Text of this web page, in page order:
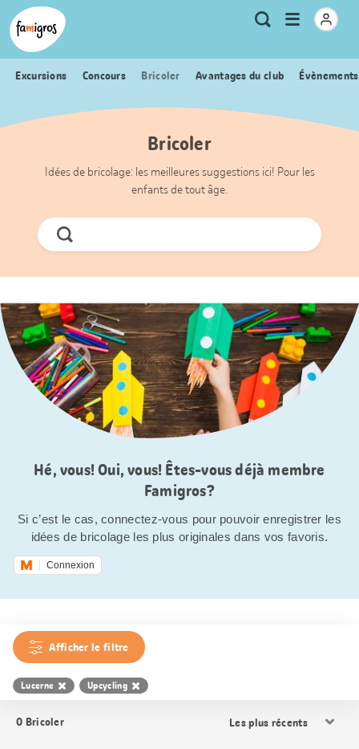
Signets
de
navigation
Header
Logo Métanavigation
RechercheOuvrir
Excursions Concours Bricoler Avantages du club
Bricoler
Idées de bricolage: les meilleures suggestions ici! Pour les
enfants de tout âge.
Chercher
Hé, vous! Oui, vous! Êtes-vous déjà membre
Famigros?
Si c’est le cas, connectez-vous pour pouvoir enregistrer les
idées de bricolage les plus originales dans vos favoris.
Connexion
Afficher le filtre
Lucerne Upcycling
0 Bricoler
les